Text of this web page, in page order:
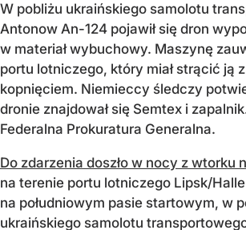
W pobliżu ukraińskiego samolotu
Antonow An-124 pojawił się dron
w materiał wybuchowy. Maszynę
portu lotniczego, który miał strącić ją
kopnięciem. Niemieccy śledczy
dronie znajdował się Semtex i
Federalna Prokuratura Generalna.
Do zdarzenia doszło w nocy z wtorku
na terenie portu lotniczego Lipsk/
na południowym pasie startowym, w
ukraińskiego samolotu